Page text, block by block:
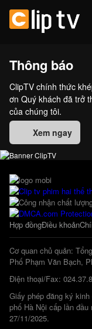
Thông báo
ClipTV chính thức
ơn Quý khách đã trở
của chúng tôi.
Xem ngay
Hợp đồngĐiều khoản
Cơ quan chủ quản:
Phố Phạm Văn Bạch,
Điện thoại/Fax:
Giấy phép đăng ký
phố Hà Nội cấp lần
27/11/2025.